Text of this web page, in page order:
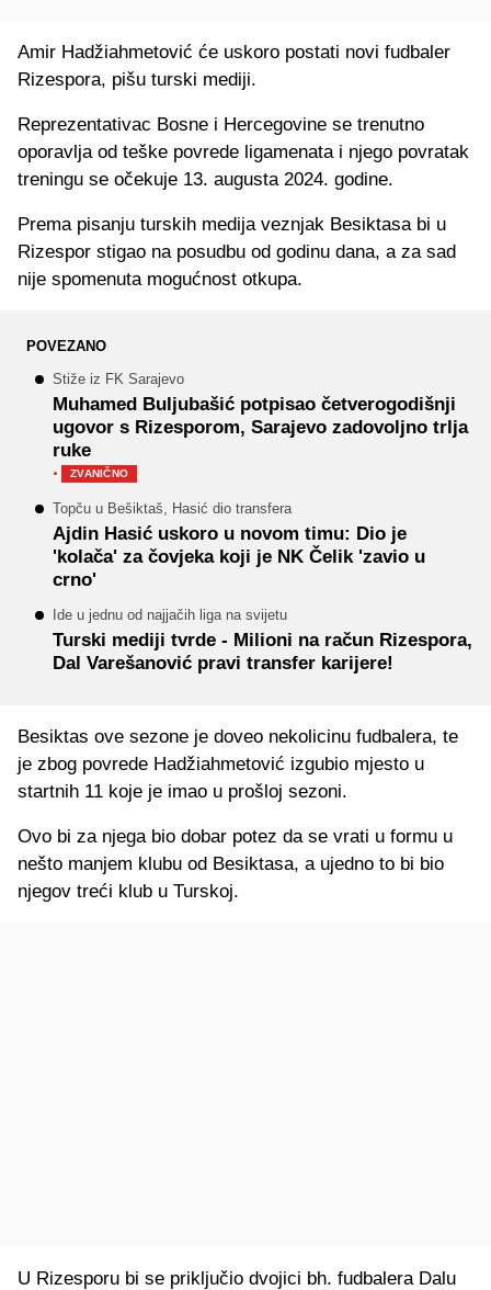
Amir Hadžiahmetović će uskoro postati novi fudbaler
Rizespora, pišu turski mediji.
Reprezentativac Bosne i Hercegovine se trenutno
oporavlja od teške povrede ligamenata i njego povratak
treningu se očekuje 13. augusta 2024. godine.
Prema pisanju turskih medija veznjak Besiktasa bi u
Rizespor stigao na posudbu od godinu dana, a za sad
nije spomenuta mogućnost otkupa.
POVEZANO
Stiže iz FK Sarajevo
Muhamed Buljubašić potpisao četverogodišnji
ugovor s Rizesporom, Sarajevo zadovoljno trlja
ruke
· ZVANIČNO
Topču u Bešiktaš, Hasić dio transfera
Ajdin Hasić uskoro u novom timu: Dio je
'kolača' za čovjeka koji je NK Čelik 'zavio u
crno'
Ide u jednu od najjačih liga na svijetu
Turski mediji tvrde - Milioni na račun Rizespora,
Dal Varešanović pravi transfer karijere!
Besiktas ove sezone je doveo nekolicinu fudbalera, te
je zbog povrede Hadžiahmetović izgubio mjesto u
startnih 11 koje je imao u prošloj sezoni.
Ovo bi za njega bio dobar potez da se vrati u formu u
nešto manjem klubu od Besiktasa, a ujedno to bi bio
njegov treći klub u Turskoj.
U Rizesporu bi se priključio dvojici bh. fudbalera Dalu